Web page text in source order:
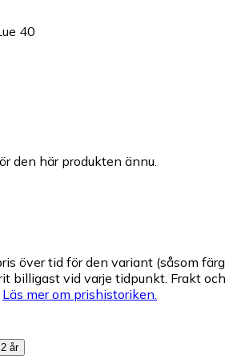
40
den här produkten ännu.
över tid för den variant (såsom färg
billigast vid varje tidpunkt. Frakt och
Läs mer om prishistoriken.
2 år